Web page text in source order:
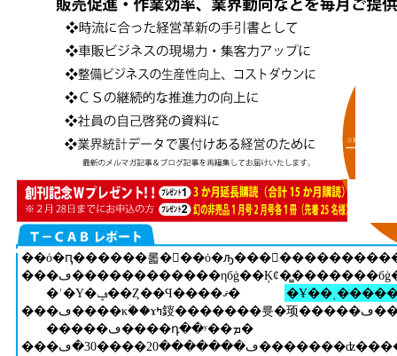
��
��
�ʾ�Υ�ݡ��Ȥ��Ϥ����ޤ�
���ڡ����κۡ��ɤߤ䤹�������륫�顼�����ڡ����ɤߤ����Խ����������������ɸ崶
�����ڡ����դ��ʸ��ܡ�
��